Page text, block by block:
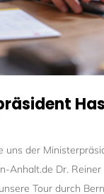
uns der
Anhalt.de Dr.
Tour durch